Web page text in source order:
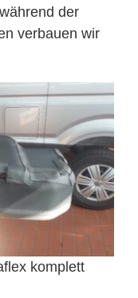
der
verbauen wir
komplett